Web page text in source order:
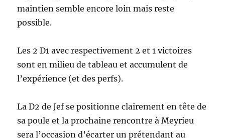
maintien semble encore loin mais reste
possible.
Les 2 D1 avec respectivement 2 et 1 victoires
sont en milieu de tableau et accumulent de
l’expérience (et des perfs).
La D2 de Jef se positionne clairement en tête de
sa poule et la prochaine rencontre à Meyrieu
sera l’occasion d’écarter un prétendant au